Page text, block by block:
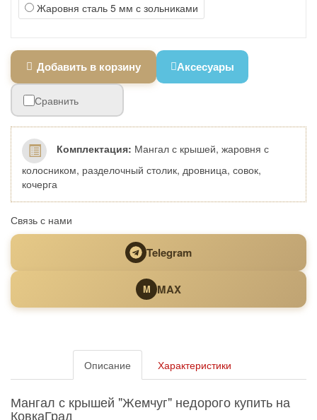
Жаровня сталь 5 мм с зольниками
Добавить в корзину Аксесуары
Сравнить
Комплектация: Мангал с крышей, жаровня с
колосником, разделочный столик, дровница, совок,
кочерга
Связь с нами
Telegram
M MAX
Описание Характеристики
Мангал с крышей "Жемчуг" недорого купить на
КовкаГрад